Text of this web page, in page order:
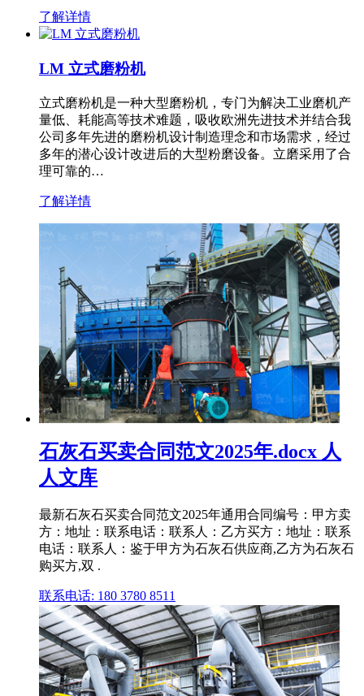
了解详情
LM 立式磨粉机
立式磨粉机是一种大型磨粉机，专门为解决工业磨机产
量低、耗能高等技术难题，吸收欧洲先进技术并结合我
公司多年先进的磨粉机设计制造理念和市场需求，经过
多年的潜心设计改进后的大型粉磨设备。立磨采用了合
理可靠的…
了解详情
石灰石买卖合同范文2025年.docx 人
人文库
最新石灰石买卖合同范文2025年通用合同编号：甲方卖
方：地址：联系电话：联系人：乙方买方：地址：联系
电话：联系人：鉴于甲方为石灰石供应商,乙方为石灰石
购买方,双 .
联系电话: 180 3780 8511